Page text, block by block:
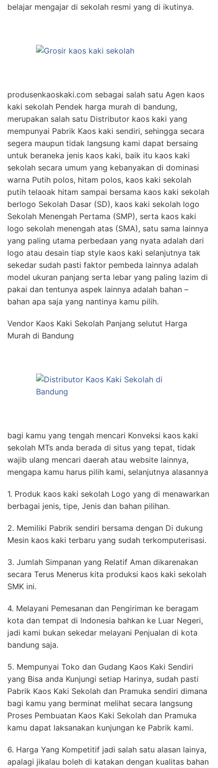
belajar mengajar di sekolah resmi yang di ikutinya.
produsenkaoskaki.com sebagai salah satu Agen kaos
kaki sekolah Pendek harga murah di bandung,
merupakan salah satu Distributor kaos kaki yang
mempunyai Pabrik Kaos kaki sendiri, sehingga secara
segera maupun tidak langsung kami dapat bersaing
untuk beraneka jenis kaos kaki, baik itu kaos kaki
sekolah secara umum yang kebanyakan di dominasi
warna Putih polos, hitam polos, kaos kaki sekolah
putih telaoak hitam sampai bersama kaos kaki sekolah
berlogo Sekolah Dasar (SD), kaos kaki sekolah logo
Sekolah Menengah Pertama (SMP), serta kaos kaki
logo sekolah menengah atas (SMA), satu sama lainnya
yang paling utama perbedaan yang nyata adalah dari
logo atau desain tiap style kaos kaki selanjutnya tak
sekedar sudah pasti faktor pembeda lainnya adalah
model ukuran panjang serta lebar yang paling lazim di
pakai dan tentunya aspek lainnya adalah bahan –
bahan apa saja yang nantinya kamu pilih.
Vendor Kaos Kaki Sekolah Panjang selutut Harga
Murah di Bandung
bagi kamu yang tengah mencari Konveksi kaos kaki
sekolah MTs anda berada di situs yang tepat, tidak
wajib ulang mencari daerah atau website lainnya,
mengapa kamu harus pilih kami, selanjutnya alasannya
1. Produk kaos kaki sekolah Logo yang di menawarkan
berbagai jenis, tipe, Jenis dan bahan pilihan.
2. Memiliki Pabrik sendiri bersama dengan Di dukung
Mesin kaos kaki terbaru yang sudah terkomputerisasi.
3. Jumlah Simpanan yang Relatif Aman dikarenakan
secara Terus Menerus kita produksi kaos kaki sekolah
SMK ini.
4. Melayani Pemesanan dan Pengiriman ke beragam
kota dan tempat di Indonesia bahkan ke Luar Negeri,
jadi kami bukan sekedar melayani Penjualan di kota
bandung saja.
5. Mempunyai Toko dan Gudang Kaos Kaki Sendiri
yang Bisa anda Kunjungi setiap Harinya, sudah pasti
Pabrik Kaos Kaki Sekolah dan Pramuka sendiri dimana
bagi kamu yang berminat melihat secara langsung
Proses Pembuatan Kaos Kaki Sekolah dan Pramuka
kamu dapat laksanakan kunjungan ke Pabrik kami.
6. Harga Yang Kompetitif jadi salah satu alasan lainya,
apalagi jikalau boleh di katakan dengan kualitas bahan